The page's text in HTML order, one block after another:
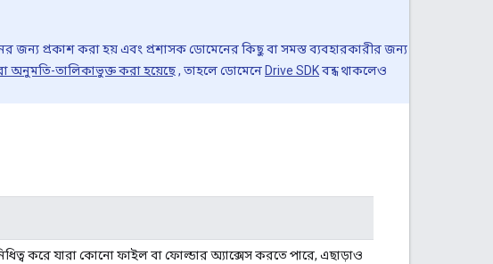
জন্য প্রকাশ করা হয় এবং প্রশাসক ডোমেনের কিছু বা সমস্ত ব্যবহারকারীর জন্য
অনুমতি-তালিকাভুক্ত করা হয়েছে, তাহলে ডোমেনে Drive SDKবন্ধ থাকলেও
করে যারা কোনো ফাইল বা ফোল্ডার অ্যাক্সেস করতে পারে, এছাড়াও